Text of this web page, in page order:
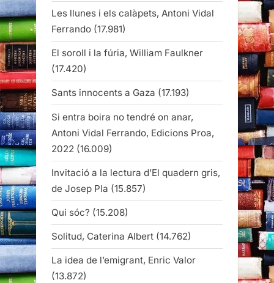
Les llunes i els calàpets, Antoni Vidal
Ferrando (17.981)
El soroll i la fúria, William Faulkner
(17.420)
Sants innocents a Gaza (17.193)
Si entra boira no tendré on anar,
Antoni Vidal Ferrando, Edicions Proa,
2022 (16.009)
Invitació a la lectura d’El quadern gris,
de Josep Pla (15.857)
Qui sóc? (15.208)
Solitud, Caterina Albert (14.762)
La idea de l’emigrant, Enric Valor
(13.872)